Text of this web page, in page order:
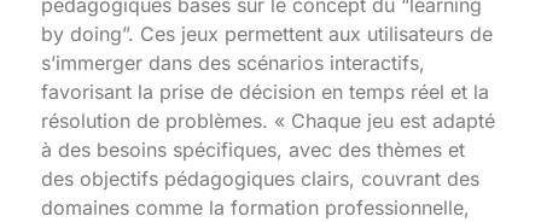
by doing”. Ces jeux permettent aux utilisateurs de
s’immerger dans des scénarios interactifs,
favorisant la prise de décision en temps réel et la
résolution de problèmes. « Chaque jeu est adapté
à des besoins spécifiques, avec des thèmes et
des objectifs pédagogiques clairs, couvrant des
domaines comme la formation professionnelle,